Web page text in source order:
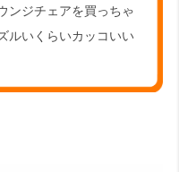
ンジチェアを買っちゃ
ルいくらいカッコいい